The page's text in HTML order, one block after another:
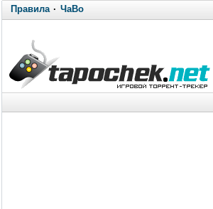
Правила· ЧаВо